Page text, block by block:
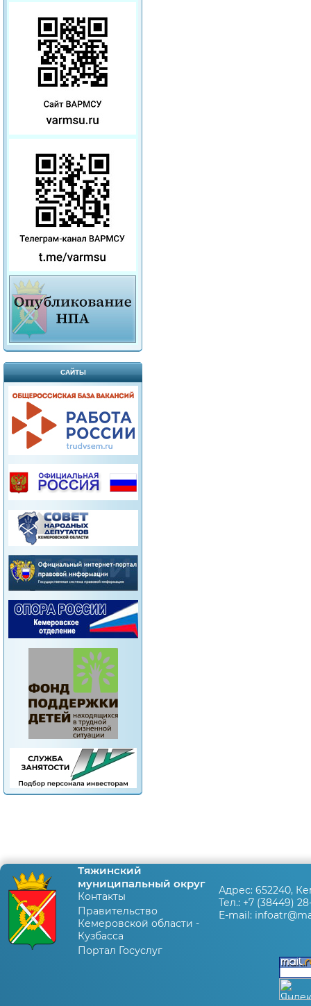
САЙТЫ
Тяжинский
муниципальный округ
Контакты
Правительство
Кемеровской области -
Кузбасса
Портал Госуслуг
Адрес: 652240,
Тел.: +7 (38449)
E-mail: